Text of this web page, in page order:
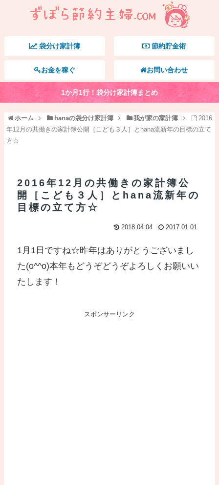
袋分け家計簿 節約貯金術
お金を稼ぐ お問い合わせ
1か月1行！袋分け家計簿まとめ
ホーム hanaの袋分け家計簿 我が家の家計簿
2016
年12月の共働きの家計簿公開［こども３人］とhana流新年の目標の立て
方☆
2016年12月の共働きの家計簿公
開［こども３人］とhana流新年の
目標の立て方☆
2018.04.04 2017.01.01
1月1日ですね☆昨年はありがとうございまし
た(o^^o)本年もどうぞどうぞよろしくお願いい
たします！
スポンサーリンク